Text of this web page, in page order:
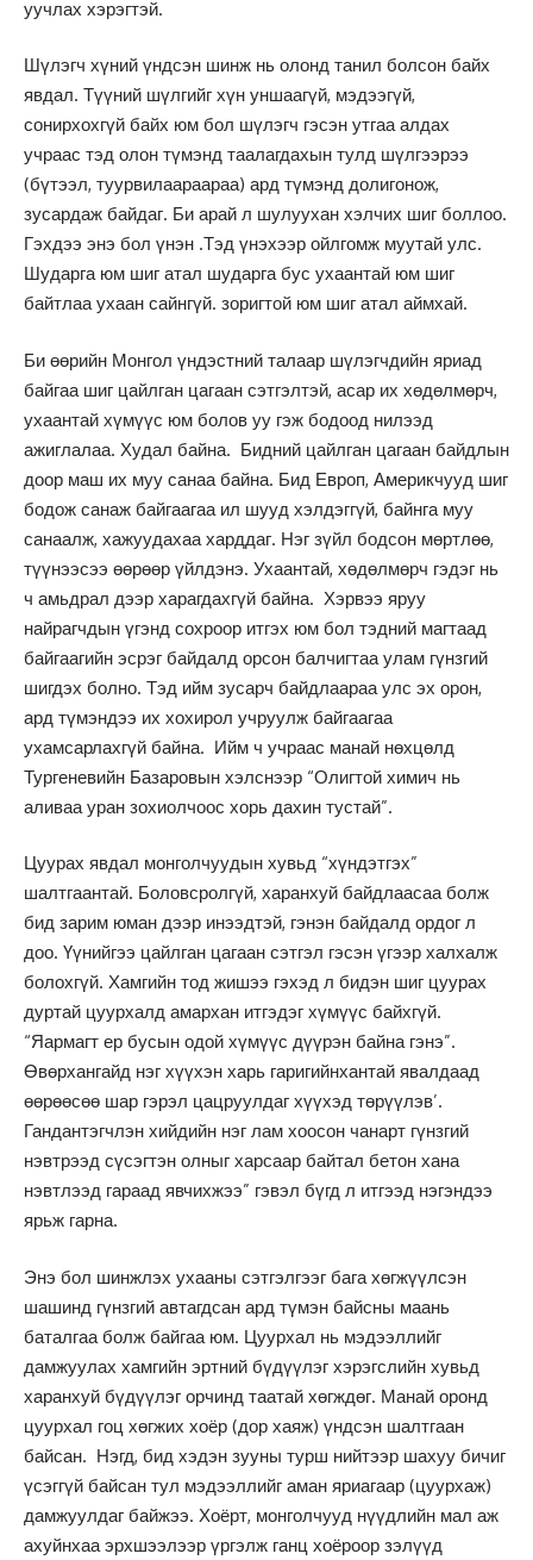
уучлах хэрэгтэй.
Шүлэгч хүний үндсэн шинж нь олонд танил болсон байх
явдал. Түүний шүлгийг хүн уншаагүй, мэдээгүй,
сонирхохгүй байх юм бол шүлэгч гэсэн утгаа алдах
учраас тэд олон түмэнд таалагдахын тулд шүлгээрээ
(бүтээл, туурвилаараараа) ард түмэнд долигонож,
зусардаж байдаг. Би арай л шулуухан хэлчих шиг боллоо.
Гэхдээ энэ бол үнэн .Тэд үнэхээр ойлгомж муутай улс.
Шударга юм шиг атал шударга бус ухаантай юм шиг
байтлаа ухаан сайнгүй. зоригтой юм шиг атал аймхай.
Би өөрийн Монгол үндэстний талаар шүлэгчдийн яриад
байгаа шиг цайлган цагаан сэтгэлтэй, асар их хөдөлмөрч,
ухаантай хүмүүс юм болов уу гэж бодоод нилээд
ажиглалаа. Худал байна. Бидний цайлган цагаан байдлын
доор маш их муу санаа байна. Бид Европ, Америкчууд шиг
бодож санаж байгаагаа ил шууд хэлдэггүй, байнга муу
санаалж, хажуудахаа харддаг. Нэг зүйл бодсон мөртлөө,
түүнээсээ өөрөөр үйлдэнэ. Ухаантай, хөдөлмөрч гэдэг нь
ч амьдрал дээр харагдахгүй байна. Хэрвээ яруу
найрагчдын үгэнд сохроор итгэх юм бол тэдний магтаад
байгаагийн эсрэг байдалд орсон балчигтаа улам гүнзгий
шигдэх болно. Тэд ийм зусарч байдлаараа улс эх орон,
ард түмэндээ их хохирол учруулж байгаагаа
ухамсарлахгүй байна. Ийм ч учраас манай нөхцөлд
Тургеневийн Базаровын хэлснээр “Олигтой химич нь
аливаа уран зохиолчоос хорь дахин тустай”.
Цуурах явдал монголчуудын хувьд “хүндэтгэх”
шалтгаантай. Боловсролгүй, харанхуй байдлаасаа болж
бид зарим юман дээр инээдтэй, гэнэн байдалд ордог л
доо. Үүнийгээ цайлган цагаан сэтгэл гэсэн үгээр халхалж
болохгүй. Хамгийн тод жишээ гэхэд л бидэн шиг цуурах
дуртай цуурхалд амархан итгэдэг хүмүүс байхгүй.
“Яармагт ер бусын одой хүмүүс дүүрэн байна гэнэ”.
Өвөрхангайд нэг хүүхэн харь гаригийнхантай явалдаад
өөрөөсөө шар гэрэл цацруулдаг хүүхэд төрүүлэв’.
Гандантэгчлэн хийдийн нэг лам хоосон чанарт гүнзгий
нэвтрээд сүсэгтэн олныг харсаар байтал бетон хана
нэвтлээд гараад явчихжээ” гэвэл бүгд л итгээд нэгэндээ
ярьж гарна.
Энэ бол шинжлэх ухааны сэтгэлгээг бага хөгжүүлсэн
шашинд гүнзгий автагдсан ард түмэн байсны маань
баталгаа болж байгаа юм. Цуурхал нь мэдээллийг
дамжуулах хамгийн эртний бүдүүлэг хэрэгслийн хувьд
харанхуй бүдүүлэг орчинд таатай хөгждөг. Манай оронд
цуурхал гоц хөгжих хоёр (дор хаяж) үндсэн шалтгаан
байсан. Нэгд, бид хэдэн зууны турш нийтээр шахуу бичиг
үсэггүй байсан тул мэдээллийг аман яриагаар (цуурхаж)
дамжуулдаг байжээ. Хоёрт, монголчууд нүүдлийн мал аж
ахуйнхаа эрхшээлээр үргэлж ганц хоёроор зэлүүд